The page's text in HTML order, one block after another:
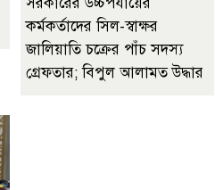
কর্মকর্তাদের সিল-স্বাক্ষর
জালিয়াতি চক্রের পাঁচ সদস্য
গ্রেফতার; বিপুল আলামত উদ্ধার